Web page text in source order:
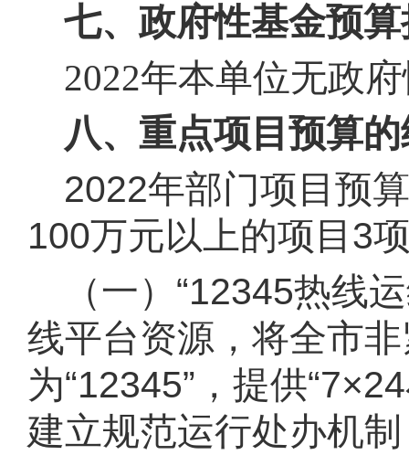
七、政府性基金预
2022年本单位无政
八、重点项目预算
2022年部门项目预
100万元以上的项目3
（一）“12345热线
线平台资源，将全市
为“12345”，提供
建立规范运行处办机